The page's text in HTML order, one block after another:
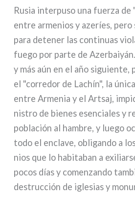
Rusia inter­pu­so una fuer­za de
entre arme­nios y aze­ríes,
para dete­ner las con­ti­nuas
fue­go por par­te de
y más aún en el año siguien­te,
el "cor­re­dor de Lachín", la
entre Armenia y el Artsaj,
ni­stro de bie­nes esen­cia­les y
pobla­ción al ham­bre, y lue­go
todo el encla­ve, obli­gan­do a
nios que lo habi­ta­ban a
pocos días y comen­zan­do
destruc­ción de igle­sias y